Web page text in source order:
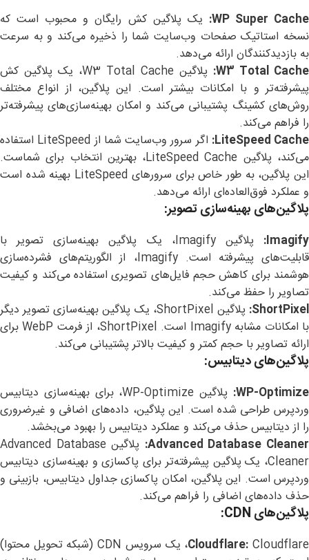
WP Super Cache: یک پلاگین کش رایگان و محبوب است که
نسخه استاتیک صفحات وب‌سایت شما را ذخیره می‌کند و به سرعت
به بازدیدکنندگان ارائه می‌دهد.
W3 Total Cache:
پلاگین W3 Total Cache، یک پلاگین کش
پیشرفته‌تر و با امکانات بیشتر است. این پلاگین، از انواع مختلف
روش‌های کشینگ پشتیبانی می‌کند و امکان بهینه‌سازی‌های پیشرفته‌تر
را فراهم می‌کند.
LiteSpeed Cache:
اگر سرور وب‌سایت شما از LiteSpeed استفاده
می‌کند، پلاگین LiteSpeed Cache، بهترین انتخاب برای شماست.
این پلاگین، به طور خاص برای سرورهای LiteSpeed بهینه شده است
و عملکرد فوق‌العاده‌ای ارائه می‌دهد.
پلاگین‌های بهینه‌سازی تصویر:
Imagify:
پلاگین Imagify، یک پلاگین بهینه‌سازی تصویر با
قابلیت‌های پیشرفته است. Imagify، از الگوریتم‌های فشرده‌سازی
هوشمند برای کاهش حجم فایل‌های تصویری استفاده می‌کند و کیفیت
تصاویر را حفظ می‌کند.
ShortPixel:
پلاگین ShortPixel، یک پلاگین بهینه‌سازی تصویر دیگر
با امکانات مشابه Imagify است. ShortPixel، از فرمت WebP برای
ارائه تصاویر با حجم کمتر و کیفیت بالاتر پشتیبانی می‌کند.
پلاگین‌های دیتابیس:
WP-Optimize:
پلاگین WP-Optimize، برای بهینه‌سازی دیتابیس
وردپرس طراحی شده است. این پلاگین، داده‌های اضافی و غیرضروری
را از دیتابیس حذف می‌کند و عملکرد دیتابیس را بهبود می‌بخشد.
Advanced Database Cleaner:
پلاگین Advanced Database
Cleaner، یک پلاگین پیشرفته‌تر برای پاکسازی و بهینه‌سازی دیتابیس
وردپرس است. این پلاگین، امکان پاکسازی جداول دیتابیس، بازبینی و
حذف داده‌های اضافی را فراهم می‌کند.
پلاگین‌های
Cloudflare:
Cloudflare، یک سرویس CDN (شبکه تحویل محتوا)